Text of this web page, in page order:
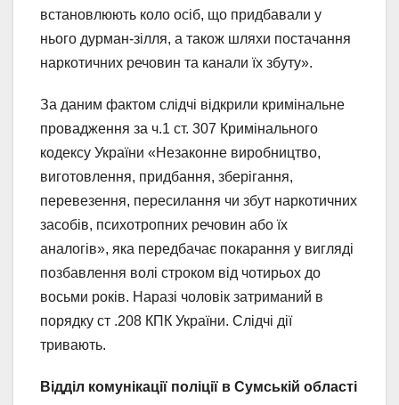
встановлюють коло осіб, що придбавали у
нього дурман-зілля, а також шляхи постачання
наркотичних речовин та канали їх збуту».
За даним фактом слідчі відкрили кримінальне
провадження за ч.1 ст. 307 Кримінального
кодексу України «Незаконне виробництво,
виготовлення, придбання, зберігання,
перевезення, пересилання чи збут наркотичних
засобів, психотропних речовин або їх
аналогів», яка передбачає покарання у вигляді
позбавлення волі строком від чотирьох до
восьми років. Наразі чоловік затриманий в
порядку ст .208 КПК України. Слідчі дії
тривають.
Відділ комунікації поліції в Сумській області